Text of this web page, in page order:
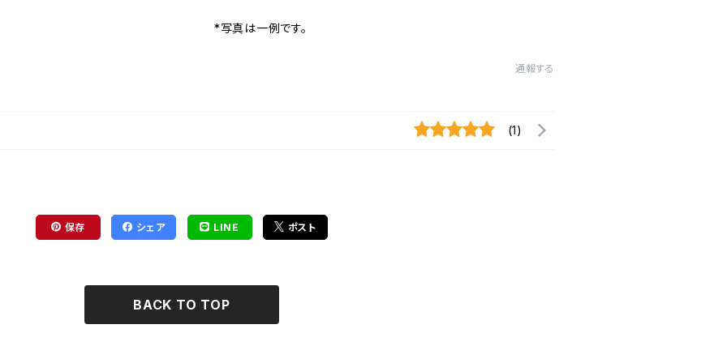
*写真は一例です。
通報する
(1)
保存 シェア LINE ポスト
BACK TO TOP